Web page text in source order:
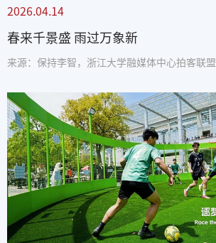
2026.04.14
春来千景盛 雨过万象新
来源：保持李智，浙江大学融媒体中心拍客联盟